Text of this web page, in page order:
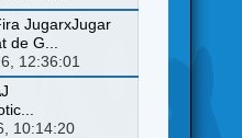
JugarxJugar
de G...
12:36:01
10:14:20